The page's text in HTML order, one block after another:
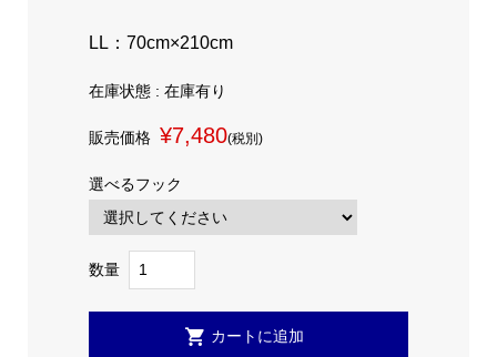
LL：70cm×210cm
在庫状態 : 在庫有り
販売価格 ¥7,480(税別)
選べるフック
数量